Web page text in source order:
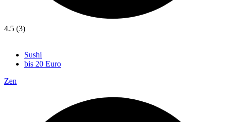
4.5 (3)
Sushi
bis 20 Euro
Zen